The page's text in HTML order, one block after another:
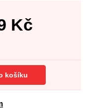
Kč
košíku